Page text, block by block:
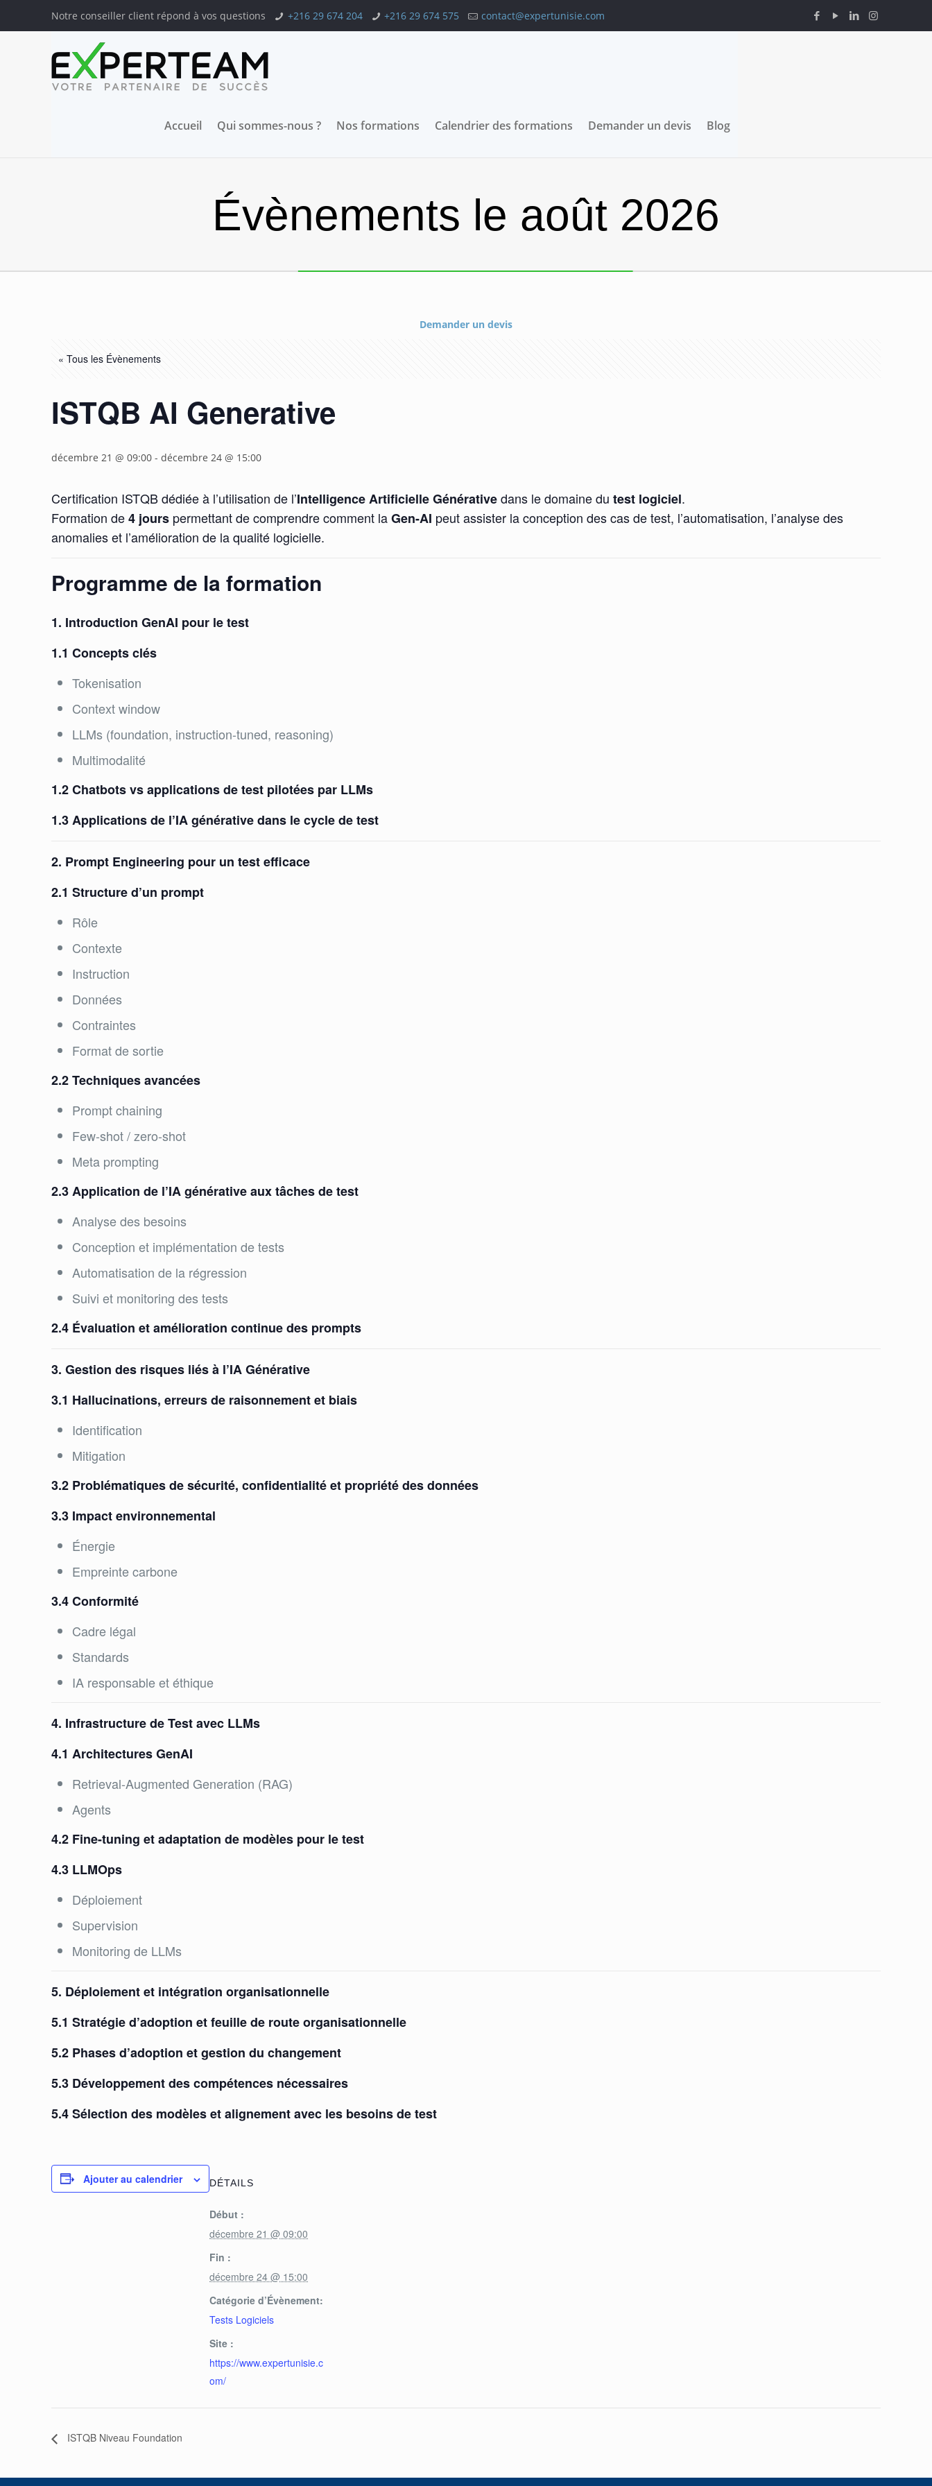
Notre conseiller client répond à vos questions +216 29 674 204 +216 29 674 575 contact@expertunisie.com
Accueil Qui sommes-nous ? Nos formations Calendrier des formations Demander un devis Blog
Évènements le août 2026
Demander un devis
« Tous les Évènements
ISTQB AI Generative
décembre 21 @ 09:00 -décembre 24 @ 15:00
Certification ISTQB dédiée à l’utilisation de l’Intelligence Artificielle Générativedans le domaine dutest logiciel.
Formation de4 jours permettant de comprendre comment laGen-AI peut assister la conception des cas de test, l’automatisation, l’analyse des
anomalies et l’amélioration de la qualité logicielle.
Programme de la formation
1. Introduction GenAI pour le test
1.1 Concepts clés
Tokenisation
Context window
LLMs (foundation, instruction-tuned, reasoning)
Multimodalité
1.2 Chatbots vs applications de test pilotées par LLMs
1.3 Applications de l’IA générative dans le cycle de test
2. Prompt Engineering pour un test efficace
2.1 Structure d’un prompt
Rôle
Contexte
Instruction
Données
Contraintes
Format de sortie
2.2 Techniques avancées
Prompt chaining
Few-shot / zero-shot
Meta prompting
2.3 Application de l’IA générative aux tâches de test
Analyse des besoins
Conception et implémentation de tests
Automatisation de la régression
Suivi et monitoring des tests
2.4 Évaluation et amélioration continue des prompts
3. Gestion des risques liés à l’IA Générative
3.1 Hallucinations, erreurs de raisonnement et biais
Identification
Mitigation
3.2 Problématiques de sécurité, confidentialité et propriété des données
3.3 Impact environnemental
Énergie
Empreinte carbone
3.4 Conformité
Cadre légal
Standards
IA responsable et éthique
4. Infrastructure de Test avec LLMs
4.1 Architectures GenAI
Retrieval-Augmented Generation (RAG)
Agents
4.2 Fine-tuning et adaptation de modèles pour le test
4.3 LLMOps
Déploiement
Supervision
Monitoring de LLMs
5. Déploiement et intégration organisationnelle
5.1 Stratégie d’adoption et feuille de route organisationnelle
5.2 Phases d’adoption et gestion du changement
5.3 Développement des compétences nécessaires
5.4 Sélection des modèles et alignement avec les besoins de test
Ajouter au calendrier DÉTAILS
Début :
décembre 21 @ 09:00
Fin :
décembre 24 @ 15:00
Catégorie d’Évènement:
Tests Logiciels
Site :
https://www.expertunisie.c
om/
ISTQB Niveau Foundation